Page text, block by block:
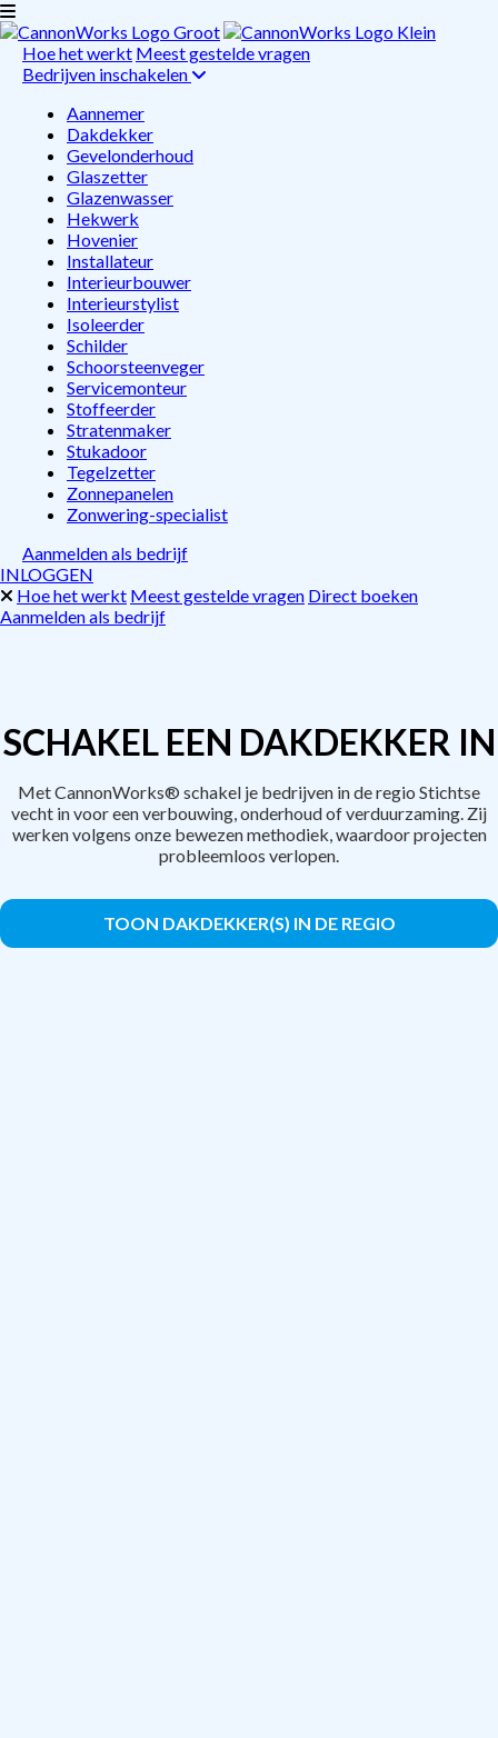
Hoe het werkt Meest gestelde vragen
Bedrijven inschakelen
Aannemer
Dakdekker
Gevelonderhoud
Glaszetter
Glazenwasser
Hekwerk
Hovenier
Installateur
Interieurbouwer
Interieurstylist
Isoleerder
Schilder
Schoorsteenveger
Servicemonteur
Stoffeerder
Stratenmaker
Stukadoor
Tegelzetter
Zonnepanelen
Zonwering-specialist
Aanmelden als bedrijf
INLOGGEN
Hoe het werkt Meest gestelde vragen Direct boeken
Aanmelden als bedrijf
SCHAKEL EEN DAKDEKKER IN
Met CannonWorks® schakel je bedrijven in de regio Stichtse
vecht in voor een verbouwing, onderhoud of verduurzaming. Zij
werken volgens onze bewezen methodiek, waardoor projecten
probleemloos verlopen.
TOON DAKDEKKER(S) IN DE REGIO